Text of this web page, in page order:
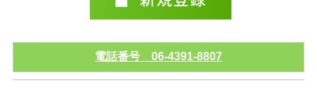
電話番号 06-4391-8807